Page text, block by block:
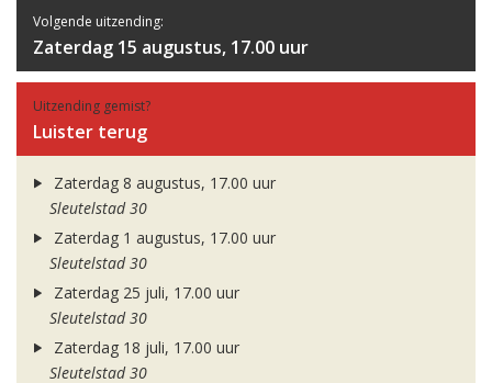
Volgende uitzending:
Zaterdag 15 augustus, 17.00 uur
Uitzending gemist?
Luister terug
Zaterdag 8 augustus, 17.00 uur
Sleutelstad 30
Zaterdag 1 augustus, 17.00 uur
Sleutelstad 30
Zaterdag 25 juli, 17.00 uur
Sleutelstad 30
Zaterdag 18 juli, 17.00 uur
Sleutelstad 30